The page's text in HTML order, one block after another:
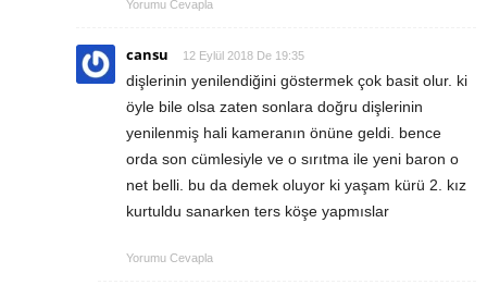
Yorumu Cevapla
cansu 12 Eylül 2018 De 19:35
dişlerinin yenilendiğini göstermek çok basit olur. ki
öyle bile olsa zaten sonlara doğru dişlerinin
yenilenmiş hali kameranın önüne geldi. bence
orda son cümlesiyle ve o sırıtma ile yeni baron o
net belli. bu da demek oluyor ki yaşam kürü 2. kız
kurtuldu sanarken ters köşe yapmıslar
Yorumu Cevapla